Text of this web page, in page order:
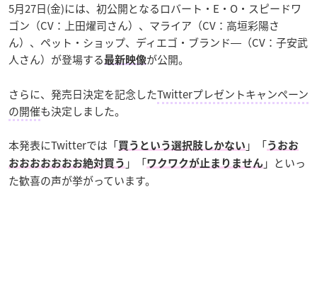
5月27日(金)には、初公開となるロバート・E・O・スピードワ
ゴン（CV：上田燿司さん）、マライア（CV：高垣彩陽さ
ん）、ペット・ショップ、ディエゴ・ブランド―（CV：子安武
人さん）が登場する最新映像が公開。
さらに、発売日決定を記念したTwitterプレゼントキャンペーン
の開催も決定しました。
本発表にTwitterでは「買うという選択肢しかない 」「うおお
おおおおおおお絶対買う 」「ワクワクが止まりません 」といっ
た歓喜の声が挙がっています。